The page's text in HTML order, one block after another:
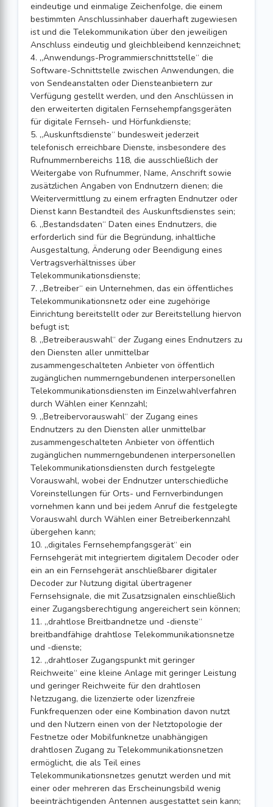
eindeutige und einmalige Zeichenfolge, die einem
bestimmten Anschlussinhaber dauerhaft zugewiesen
ist und die Telekommunikation über den jeweiligen
Anschluss eindeutig und gleichbleibend kennzeichnet;
4. „Anwendungs-Programmierschnittstelle“ die
Software-Schnittstelle zwischen Anwendungen, die
von Sendeanstalten oder Diensteanbietern zur
Verfügung gestellt werden, und den Anschlüssen in
den erweiterten digitalen Fernsehempfangsgeräten
für digitale Fernseh- und Hörfunkdienste;
5. „Auskunftsdienste“ bundesweit jederzeit
telefonisch erreichbare Dienste, insbesondere des
Rufnummernbereichs 118, die ausschließlich der
Weitergabe von Rufnummer, Name, Anschrift sowie
zusätzlichen Angaben von Endnutzern dienen; die
Weitervermittlung zu einem erfragten Endnutzer oder
Dienst kann Bestandteil des Auskunftsdienstes sein;
6. „Bestandsdaten“ Daten eines Endnutzers, die
erforderlich sind für die Begründung, inhaltliche
Ausgestaltung, Änderung oder Beendigung eines
Vertragsverhältnisses über
Telekommunikationsdienste;
7. „Betreiber“ ein Unternehmen, das ein öffentliches
Telekommunikationsnetz oder eine zugehörige
Einrichtung bereitstellt oder zur Bereitstellung hiervon
befugt ist;
8. „Betreiberauswahl“ der Zugang eines Endnutzers zu
den Diensten aller unmittelbar
zusammengeschalteten Anbieter von öffentlich
zugänglichen nummerngebundenen interpersonellen
Telekommunikationsdiensten im Einzelwahlverfahren
durch Wählen einer Kennzahl;
9. „Betreibervorauswahl“ der Zugang eines
Endnutzers zu den Diensten aller unmittelbar
zusammengeschalteten Anbieter von öffentlich
zugänglichen nummerngebundenen interpersonellen
Telekommunikationsdiensten durch festgelegte
Vorauswahl, wobei der Endnutzer unterschiedliche
Voreinstellungen für Orts- und Fernverbindungen
vornehmen kann und bei jedem Anruf die festgelegte
Vorauswahl durch Wählen einer Betreiberkennzahl
übergehen kann;
10. „digitales Fernsehempfangsgerät“ ein
Fernsehgerät mit integriertem digitalem Decoder oder
ein an ein Fernsehgerät anschließbarer digitaler
Decoder zur Nutzung digital übertragener
Fernsehsignale, die mit Zusatzsignalen einschließlich
einer Zugangsberechtigung angereichert sein können;
11. „drahtlose Breitbandnetze und -dienste“
breitbandfähige drahtlose Telekommunikationsnetze
und -dienste;
12. „drahtloser Zugangspunkt mit geringer
Reichweite“ eine kleine Anlage mit geringer Leistung
und geringer Reichweite für den drahtlosen
Netzzugang, die lizenzierte oder lizenzfreie
Funkfrequenzen oder eine Kombination davon nutzt
und den Nutzern einen von der Netztopologie der
Festnetze oder Mobilfunknetze unabhängigen
drahtlosen Zugang zu Telekommunikationsnetzen
ermöglicht, die als Teil eines
Telekommunikationsnetzes genutzt werden und mit
einer oder mehreren das Erscheinungsbild wenig
beeinträchtigenden Antennen ausgestattet sein kann;